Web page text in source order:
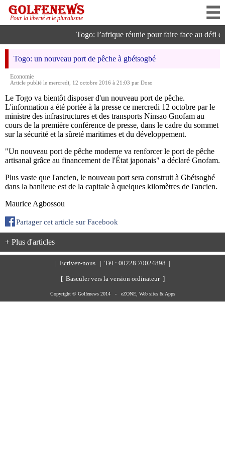
Pour la liberté et le pluralisme
Togo: l’afrique réunie pour faire face au défi
Togo: un nouveau port de pêche à gbétsogbé
Economie
Article publié le mercredi, 12 octobre 2016 à 21:03 par Doso
Le Togo va bientôt disposer d'un nouveau port de pêche.
L'information a été portée à la presse ce mercredi 12 octobre par le
ministre des infrastructures et des transports Ninsao Gnofam au
cours de la première conférence de presse, dans le cadre du sommet
sur la sécurité et la sûreté maritimes et du développement.
"Un nouveau port de pêche moderne va renforcer le port de pêche
artisanal grâce au financement de l'État japonais" a déclaré Gnofam.
Plus vaste que l'ancien, le nouveau port sera construit à Gbétsogbé
dans la banlieue est de la capitale à quelques kilomètres de l'ancien.
Maurice Agbossou
Partager cet article sur Facebook
+ Plus d'articles
Ecrivez-nous | Tél.: 00228 70024898 |
[ Basculer vers la version ordinateur ]
Copyright © Golfenews 2014 - eZONE, Web sites & Apps